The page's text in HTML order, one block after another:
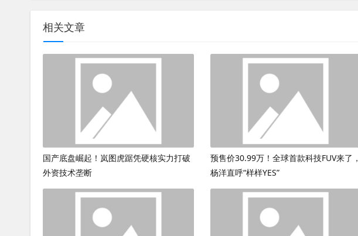
相关文章
国产底盘崛起！岚图虎踞凭硬核实力打破
外资技术垄断
预售价30.99万！全球首款科技FUV来了，
杨洋直呼“样样YES”